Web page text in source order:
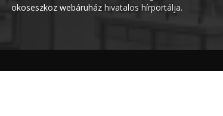
okoseszköz webáruház hivatalos hírportálja.